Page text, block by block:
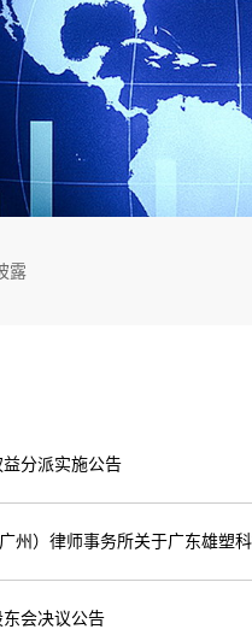
露
分派实施公告
州）律师事务所关于广东雄塑
会决议公告